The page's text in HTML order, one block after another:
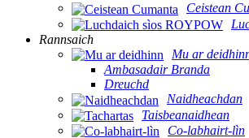
Ceistean
Rannsaich
Mu ar
Ambasadair Branda
Dreuchd
Naidheachdan
Taisbeanaidhean
Co-labhairt-lìn